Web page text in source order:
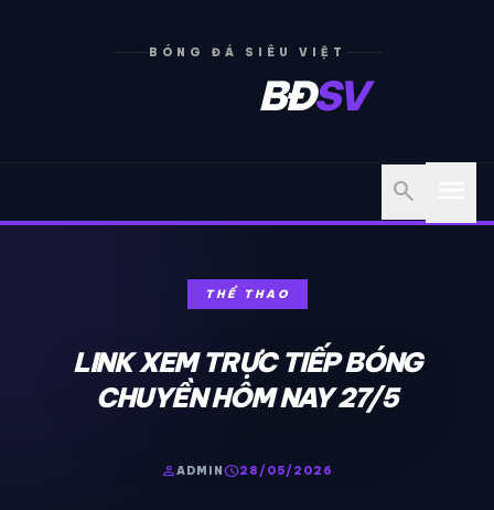
BÓNG ĐÁ SIÊU VIỆT
BĐSV
search
THỂ THAO
LINK XEM TRỰC TIẾP BÓNG
CHUYỀN HÔM NAY 27/5
personADMINschedule28/05/2026